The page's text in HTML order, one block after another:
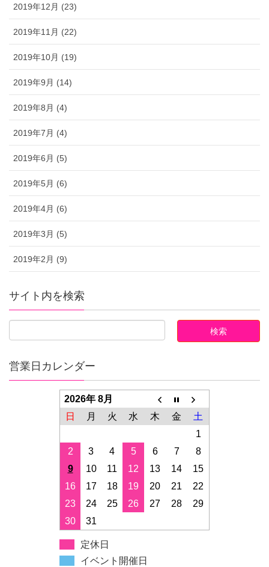
2019年12月 (23)
2019年11月 (22)
2019年10月 (19)
2019年9月 (14)
2019年8月 (4)
2019年7月 (4)
2019年6月 (5)
2019年5月 (6)
2019年4月 (6)
2019年3月 (5)
2019年2月 (9)
サイト内を検索
営業日カレンダー
2026年 8月
日
月 火 水 木 金
土
1
2
3 4 5 6 7
8
9
10 11 12 13 14
15
16
17 18 19 20 21
22
23
24 25 26 27 28
29
30
31
定休日
イベント開催日